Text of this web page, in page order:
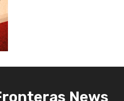
News